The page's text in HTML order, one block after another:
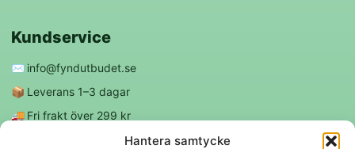
Hantera samtycke
Kundservice
✉️ info@fyndutbudet.se
📦 Leverans 1–3 dagar
🚚 Fri frakt över 299 kr